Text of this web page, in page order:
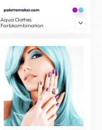
Aqua Clothes
Farbkombination